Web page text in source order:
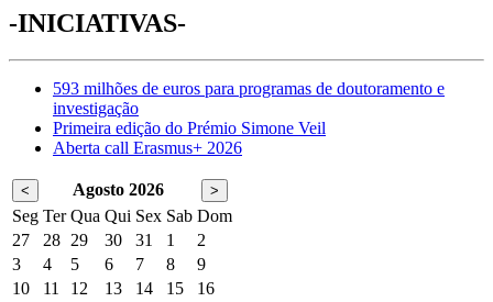
-INICIATIVAS-
593 milhões de euros para programas de doutoramento e
investigação
Primeira edição do Prémio Simone Veil
Aberta call Erasmus+ 2026
< Agosto 2026 >
Seg Ter Qua Qui Sex Sab Dom
27
28 29 30 31 1
2
3
4 5 6 7 8
9
10
11 12 13 14 15
16